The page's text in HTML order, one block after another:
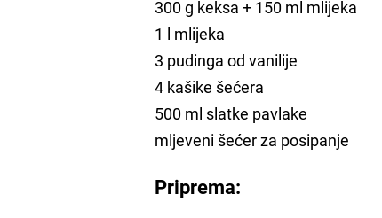
300 g keksa + 150 ml mlijeka
1 l mlijeka
3 pudinga od vanilije
4 kašike šećera
500 ml slatke pavlake
mljeveni šećer za posipanje
Priprema: